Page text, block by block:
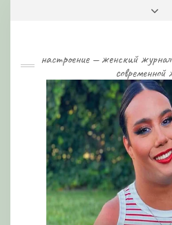
настроение — женский журнал
современной